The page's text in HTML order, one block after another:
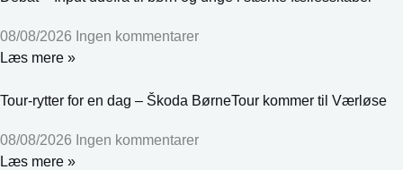
08/08/2026 Ingen kommentarer
Læs mere »
Tour-rytter for en dag – Škoda BørneTour kommer til Værløse
08/08/2026 Ingen kommentarer
Læs mere »